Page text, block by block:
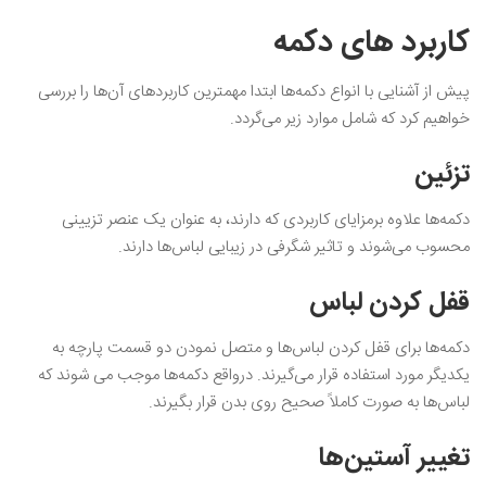
کاربرد های دکمه
پیش از آشنایی با انواع دکمه‌ها ابتدا مهمترین کاربردهای آن‌ها را بررسی
خواهیم کرد که شامل موارد زیر می‌گردد.
تزئین
دکمه‌ها علاوه برمزایای کاربردی که دارند، به عنوان یک عنصر تزیینی
محسوب می‌شوند و تاثیر شگرفی در زیبایی لباس‌ها دارند.
قفل کردن لباس
دکمه‌ها برای قفل کردن لباس‌ها و متصل نمودن دو قسمت پارچه به
یکدیگر مورد استفاده قرار می‌گیرند. درواقع دکمه‌ها موجب می ‌شوند که
لباس‌ها به صورت کاملاً صحیح روی بدن قرار بگیرند.
تغییر آستین‌ها